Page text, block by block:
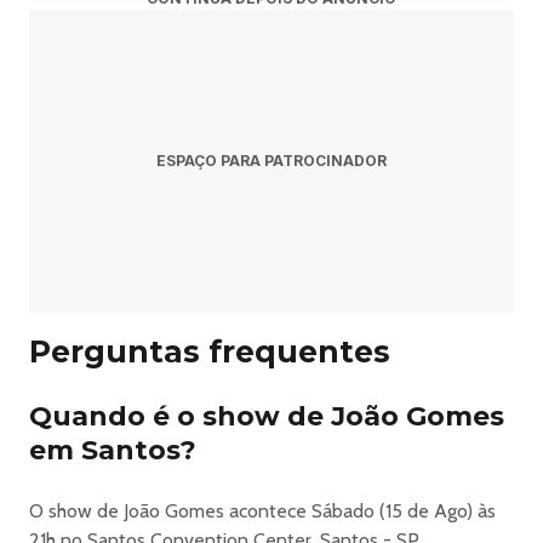
ESPAÇO PARA PATROCINADOR
Perguntas frequentes
Quando é o show de João Gomes
em Santos?
O show de João Gomes acontece Sábado (15 de Ago) às